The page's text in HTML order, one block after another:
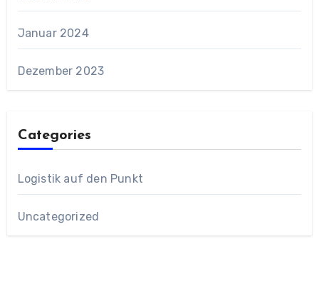
Januar 2024
Dezember 2023
Categories
Logistik auf den Punkt
Uncategorized